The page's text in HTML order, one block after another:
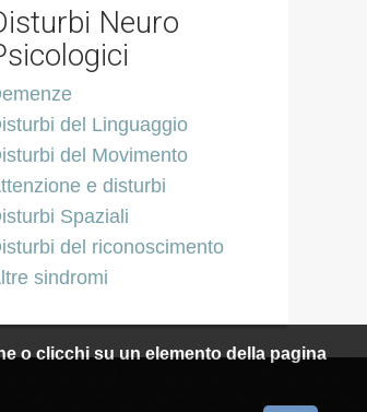
Neuro
del Linguaggio
del Movimento
e disturbi
Spaziali
del riconoscimento
sindromi
o clicchi su un elemento della pagina